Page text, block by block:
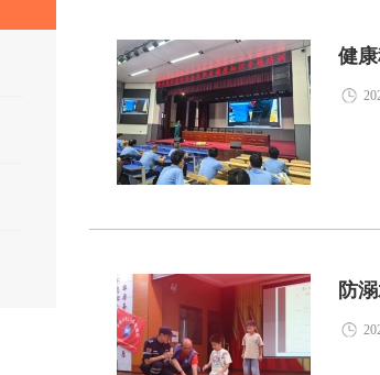
健
防